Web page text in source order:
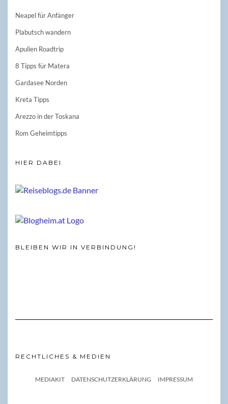
Neapel für Anfänger
Plabutsch wandern
Apulien Roadtrip
8 Tipps für Matera
Gardasee Norden
Kreta Tipps
Arezzo in der Toskana
Rom Geheimtipps
HIER DABEI
BLEIBEN WIR IN VERBINDUNG!
RECHTLICHES & MEDIEN
MEDIAKIT DATENSCHUTZERKLÄRUNG IMPRESSUM